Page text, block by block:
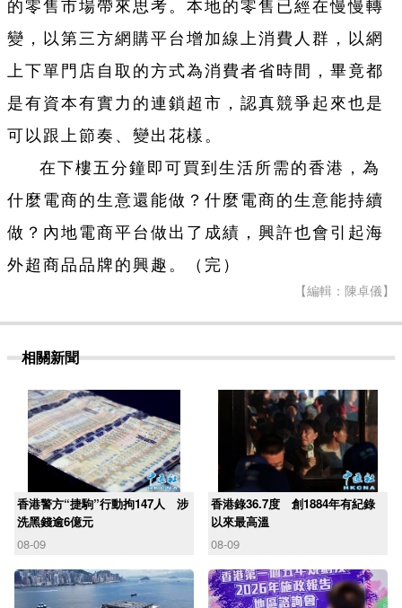
的零售市場帶來思考。本地的零售已經在慢慢轉
變，以第三方網購平台增加線上消費人群，以網
上下單門店自取的方式為消費者省時間，畢竟都
是有資本有實力的連鎖超市，認真競爭起來也是
可以跟上節奏、變出花樣。
在下樓五分鐘即可買到生活所需的香港，為
什麼電商的生意還能做？什麼電商的生意能持續
做？內地電商平台做出了成績，興許也會引起海
外超商品品牌的興趣。（完）
【編輯：陳卓儀】
相關新聞
香港警方“捷駒”行動拘147人 涉
洗黑錢逾6億元
08-09
香港錄36.7度 創1884年有紀錄
以來最高溫
08-09